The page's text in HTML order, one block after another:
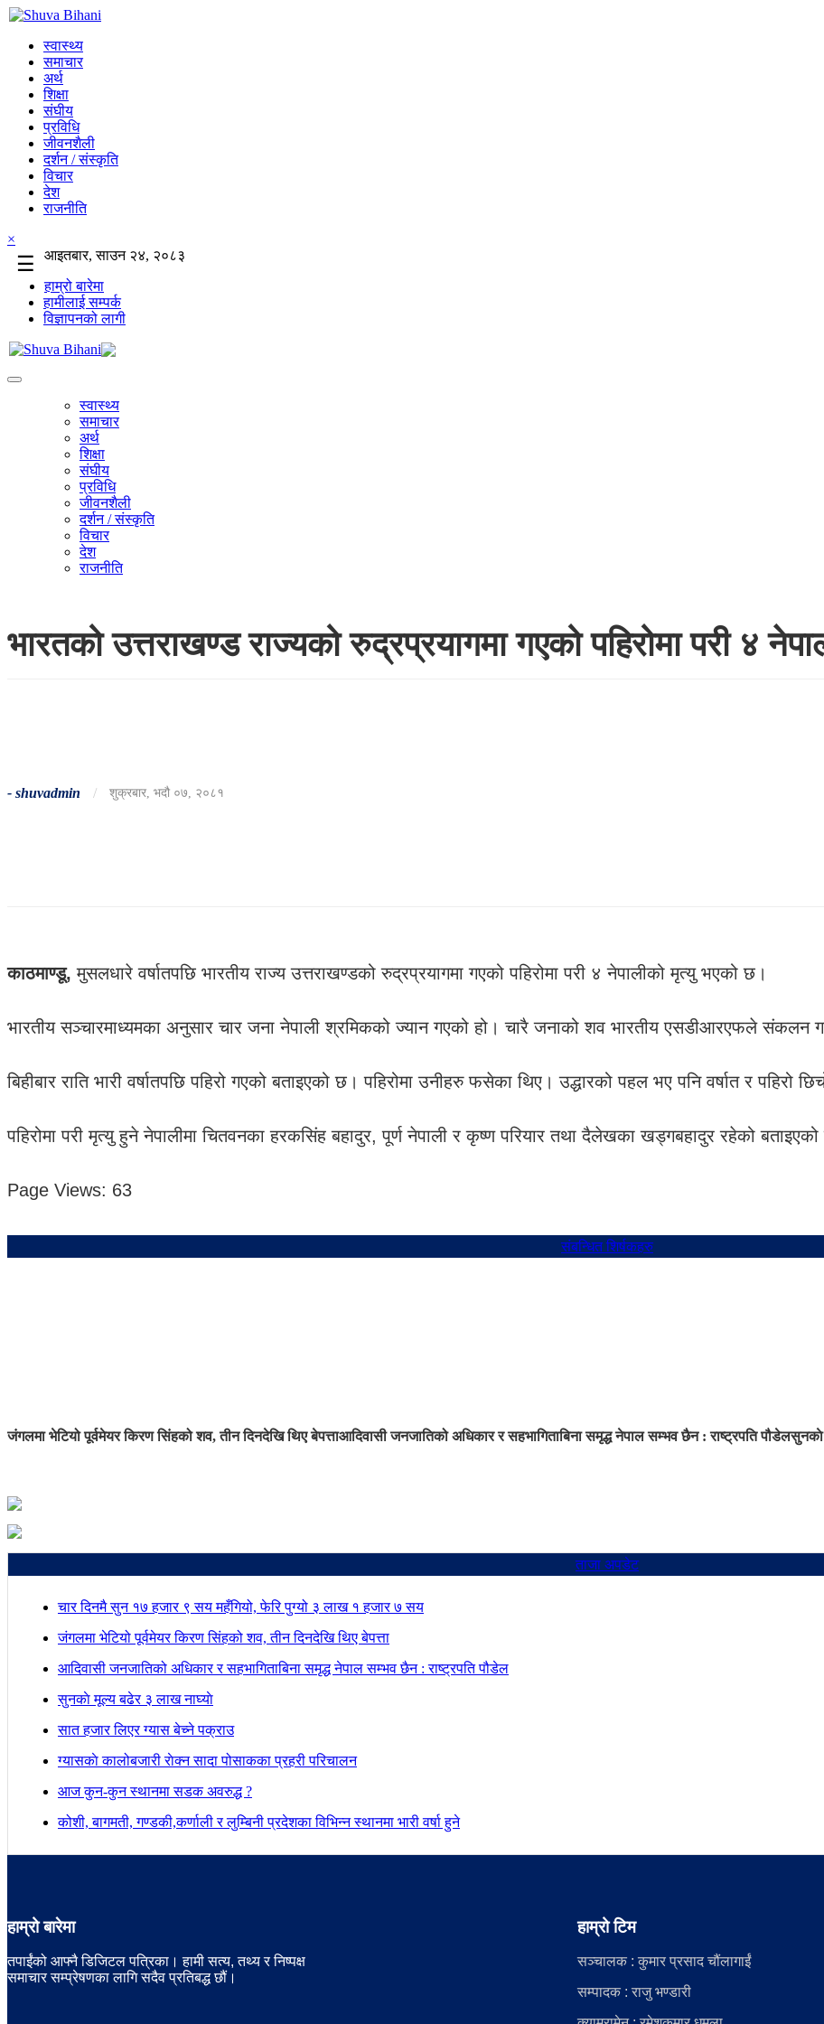
स्वास्थ्य
समाचार
अर्थ
शिक्षा
संघीय
प्रविधि
जीवनशैली
दर्शन / संस्कृति
विचार
देश
राजनीति
×
☰
आइतबार, साउन २४, २०८३
हाम्रो बारेमा
हामीलाई सम्पर्क
विज्ञापनको लागी
स्वास्थ्य
समाचार
अर्थ
शिक्षा
संघीय
प्रविधि
जीवनशैली
दर्शन / संस्कृति
विचार
देश
राजनीति
भारतको उत्तराखण्ड राज्यको रुद्रप्रयागमा गएको पहिरोमा परी ४
- shuvadmin / शुक्रबार, भदौ ०७, २०८१
काठमाण्डू, मुसलधारे वर्षातपछि भारतीय राज्य उत्तराखण्डको रुद्रप्रयागमा गएको पहिरोमा परी ४ नेपालीको मृत्यु भएको छ।
भारतीय सञ्चारमाध्यमका अनुसार चार जना नेपाली श्रमिकको ज्यान गएको हो। चारै जनाको शव भारतीय एसडीआरएफले
बिहीबार राति भारी वर्षातपछि पहिरो गएको बताइएको छ। पहिरोमा उनीहरु फसेका थिए। उद्धारको पहल भए पनि वर्षात र पहिरो
पहिरोमा परी मृत्यु हुने नेपालीमा चितवनका हरकसिंह बहादुर, पूर्ण नेपाली र कृष्ण परियार तथा दैलेखका खड्गबहादुर रहेको
Page Views: 63
संबन्धित शिर्षकहरु
जंगलमा भेटियो पूर्वमेयर किरण सिंहको शव, तीन दिनदेखि थिए बेपत्ताआदिवासी जनजातिको अधिकार र सहभागिताबिना समृद्ध नेपाल सम्भव छैन : राष्ट्रपति पौडेलसुनकाे
ताजा अपडेट
चार दिनमै सुन १७ हजार ९ सय महँगियो, फेरि पुग्यो ३ लाख १ हजार ७ सय
जंगलमा भेटियो पूर्वमेयर किरण सिंहको शव, तीन दिनदेखि थिए बेपत्ता
आदिवासी जनजातिको अधिकार र सहभागिताबिना समृद्ध नेपाल सम्भव छैन : राष्ट्रपति पौडेल
सुनकाे मूल्य बढेर ३ लाख नाघ्याे
सात हजार लिएर ग्यास बेच्ने पक्राउ
ग्यासकाे कालोबजारी राेक्न सादा पोसाकका प्रहरी परिचालन
आज कुन-कुन स्थानमा सडक अवरुद्ध ?
कोशी, बागमती, गण्डकी,कर्णाली र लुम्बिनी प्रदेशका विभिन्न स्थानमा भारी वर्षा हुने
हाम्रो बारेमा
तपाईंको आफ्नै डिजिटल पत्रिका। हामी सत्य, तथ्य र निष्पक्ष
समाचार सम्प्रेषणका लागि सदैव प्रतिबद्ध छौं।
हाम्रो टिम
सञ्चालक : कुमार प्रसाद चौंलागाईं
सम्पादक : राजु भण्डारी